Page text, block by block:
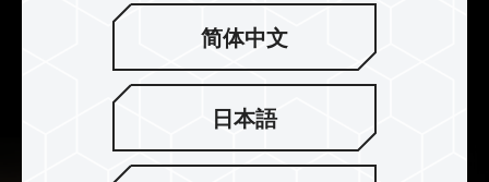
读取写入速度可高达 1,800MB/s 与 1,700MB/s；创
作档案的传输瞬间完成，无需任何等待。
简体中文
日本語